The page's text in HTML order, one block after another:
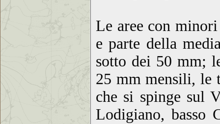
Le aree con
e parte della
sotto dei 50 mm;
25 mm mensili, le
che si spinge sul
Lodigiano, basso